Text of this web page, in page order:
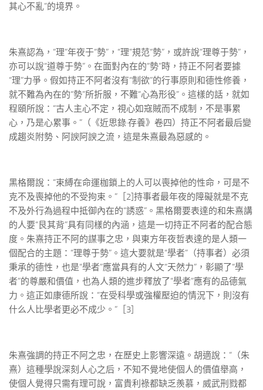
其心不亂”的境界。
朱熹認為，“理”年夜于“勢”，“理”規范“勢”，或許說“理尊于勢”，
亦可以說“道尊于勢”。在面對內在的“勢”時，持正不阿者要據
“理”力爭。假如持正不阿者沒有“制欲”的行事原則和德性修養，
就不難為內在的“勢”所折服，不難“心為形役”。這樣的話，就如
程頤所說：“古人主心不定，視心如寇賊而不成制，不是事累
心，乃是心累事。”（《近思錄·存養》卷四）持正不阿者最后變
成趨炎附勢、阿諛阿諛之流，這是朱熹最為惡感的。
黑格爾說：“束縛在命運枷鎖上的人可以喪掉他的性命，可是不
克不及喪掉他的不受拘束。”［2]持事者最年夜的障礙就是不克
不及外行為過程中抵御內在的“誘惑”。黑格爾要表達的和朱熹講
的人要“艮其背”具有同樣的內涵，這是一切持正不阿者的配合態
度。朱熹持正不阿的謀事之忠，與東方年夜哲表達的是人類一
個配合的主題：“理尊于勢”。這大要就是“學者”（持事者）必須
秉承的德性，也是“學者”應當具有的人文“天然力”，彰顯了“學
者”的尊嚴和價值，也為人類的進步釋放了“學者”應有的品德氣
力。這正如康德所說：“在受科學或強權壓迫的情況下，則沒有
什么人比學者更必不成少。”［3]
朱熹強調的持正不阿之忠，在歷史上影響深遠。胡適說：“（朱
熹）這種學說深刻人心之后，不知不覺地使個人的價值舉高，
使個人覺得只需有理可說，富貴利祿都缺乏羨慕，威武刑戮都